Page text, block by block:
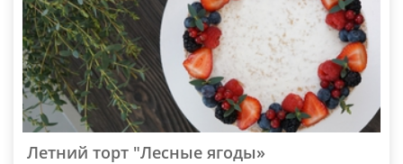
Летний торт "Лесные ягоды»